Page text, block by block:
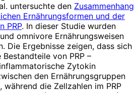
untersuchte den Zusammenhang
Ernährungsformen und der
PRP. In dieser Studie wurden
omnivore Ernährungsweisen
Die Ergebnisse zeigen, dass sich
von PRP –
Zytokin
den Ernährungsgruppen
während die Zellzahlen im PRP